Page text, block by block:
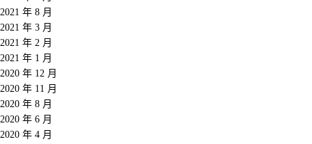
2021 年 8 月
2021 年 3 月
2021 年 2 月
2021 年 1 月
2020 年 12 月
2020 年 11 月
2020 年 8 月
2020 年 6 月
2020 年 4 月